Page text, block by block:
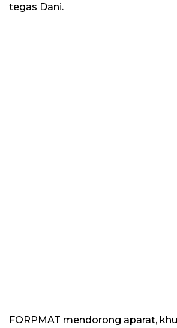
tegas Dani.
FORPMAT mendorong aparat,